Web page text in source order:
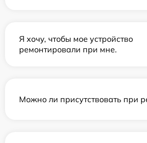
Я хочу, чтобы мое устройство
ремонтировали при мне.
Можно ли присутствовать при